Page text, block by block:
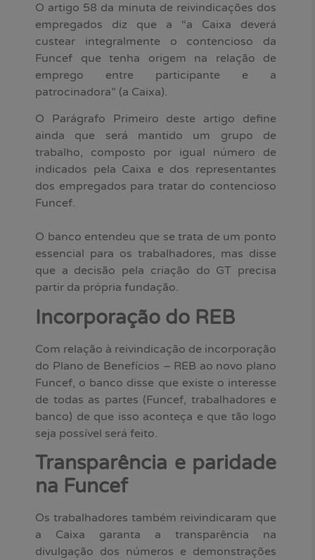
O artigo 58 da minuta de reivindicações dos
empregados diz que a “a Caixa deverá
custear integralmente o contencioso da
Funcef que tenha origem na relação de
emprego entre participante e a
patrocinadora” (a Caixa).
O Parágrafo Primeiro deste artigo define
ainda que será mantido um grupo de
trabalho, composto por igual número de
indicados pela Caixa e dos representantes
dos empregados para tratar do contencioso
Funcef.
O banco entendeu que se trata de um ponto
essencial para os trabalhadores, mas disse
que a decisão pela criação do GT precisa
partir da própria fundação.
Incorporação do REB
Com relação à reivindicação de incorporação
do Plano de Benefícios – REB ao novo plano
Funcef, o banco disse que existe o interesse
de todas as partes (Funcef, trabalhadores e
banco) de que isso aconteça e que tão logo
seja possível será feito.
Transparência e paridade
na Funcef
Os trabalhadores também reivindicaram que
a Caixa garanta a transparência na
divulgação dos números e demonstrações